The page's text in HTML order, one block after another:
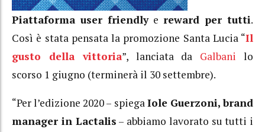
Piattaforma user friendlye reward per tutti.
Così è stata pensata la promozione Santa Lucia “Il
gusto della vittoria”, lanciata da Galbani lo
scorso 1 giugno (terminerà il 30 settembre).
“Per l’edizione 2020 – spiegaIole Guerzoni, brand
manager in Lactalis – abbiamo lavorato su tutti i